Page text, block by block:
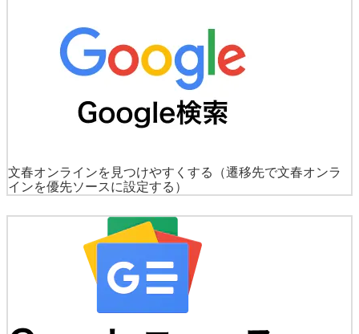
文春オンラインを見つけやすくする
（遷移先で文春オンラ
インを優先ソースに設定する）